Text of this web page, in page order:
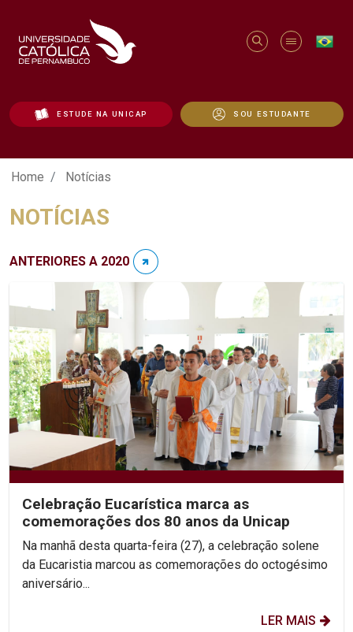
ESTUDE NA UNICAP SOU ESTUDANTE
Notícias - Unicap
Home Notícias
NOTÍCIAS
ANTERIORES A 2020
Celebração Eucarística marca as
comemorações dos 80 anos da Unicap
Na manhã desta quarta-feira (27), a celebração solene
da Eucaristia marcou as comemorações do octogésimo
aniversário...
LER MAIS